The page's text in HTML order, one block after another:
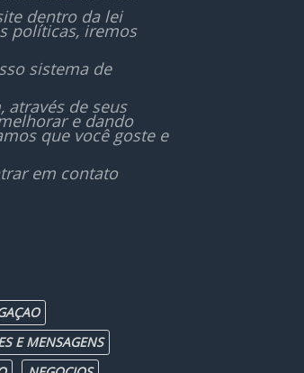
dentro da lei
políticas, iremos
sistema de
através de seus
e dando
que você goste e
em contato
E MENSAGENS